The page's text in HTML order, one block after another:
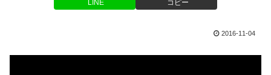
LINE コピー
2016-11-04